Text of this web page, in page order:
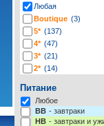
Любая
Boutique (3)
5* (137)
4* (47)
3* (21)
2* (14)
Питание
Любое
BB - завтраки
HB - завтраки и